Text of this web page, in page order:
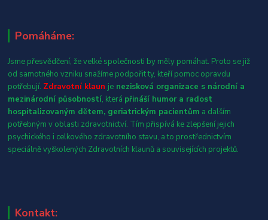
Pomáháme:
Jsme přesvědčení, že velké společnosti by měly pomáhat. Proto se již
od samotného vzniku snažíme podpořit ty, kteří pomoc opravdu
potřebují. Zdravotní klaun je nezisková organizace s národní a
mezinárodní působností, která přináší humor a radost
hospitalizovaným dětem, geriatrickým pacientům a dalším
potřebným v oblasti zdravotnictví. Tím přispívá ke zlepšení jejich
psychického i celkového zdravotního stavu, a to prostřednictvím
speciálně vyškolených Zdravotních klaunů a souvisejících projektů.
Kontakt: